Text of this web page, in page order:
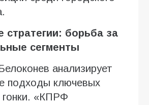
стратегии: борьба за
сегменты
анализирует
подходы ключевых
гонки. «КПРФ